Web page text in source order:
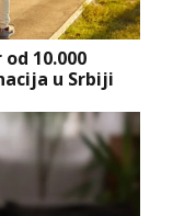
10.000
u Srbiji